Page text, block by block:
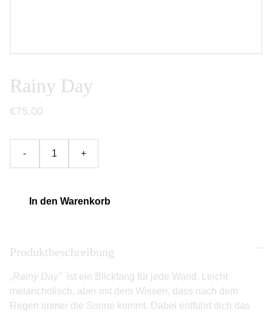
Rainy Day
€75.00
- +
In den Warenkorb
Produktbeschreibung
„Rainy Day" ist ein Blickfang für jede Wand. Leicht
melancholisch, aber mit dem Wissen, dass nach dem
Regen immer die Sonne kommt. Dabei entführt dich das